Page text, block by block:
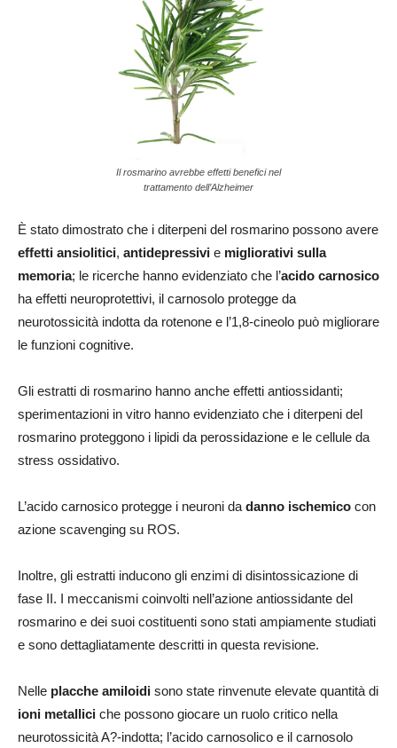
Il rosmarino avrebbe effetti benefici nel
trattamento dell’Alzheimer
È stato dimostrato che i diterpeni del rosmarino possono avere
effetti ansiolitici, antidepressivi e migliorativi sulla
memoria; le ricerche hanno evidenziato che l’acido carnosico
ha effetti neuroprotettivi, il carnosolo protegge da
neurotossicità indotta da rotenone e l’1,8-cineolo può migliorare
le funzioni cognitive.
Gli estratti di rosmarino hanno anche effetti antiossidanti;
sperimentazioni in vitro hanno evidenziato che i diterpeni del
rosmarino proteggono i lipidi da perossidazione e le cellule da
stress ossidativo.
L’acido carnosico protegge i neuroni da danno ischemico con
azione scavenging su ROS.
Inoltre, gli estratti inducono gli enzimi di disintossicazione di
fase II. I meccanismi coinvolti nell’azione antiossidante del
rosmarino e dei suoi costituenti sono stati ampiamente studiati
e sono dettagliatamente descritti in questa revisione.
Nelle placche amiloidi sono state rinvenute elevate quantità di
ioni metallici che possono giocare un ruolo critico nella
neurotossicità A?-indotta; l’acido carnosolico e il carnosolo